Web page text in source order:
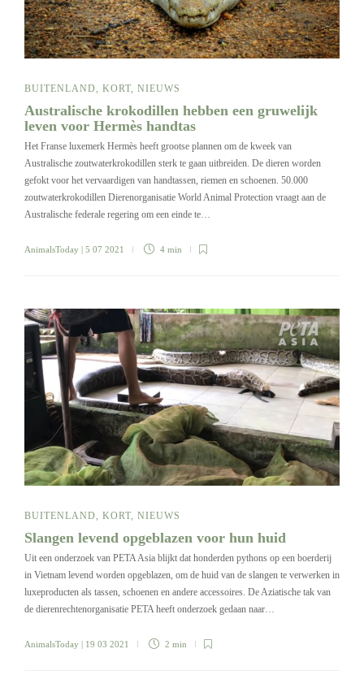
BUITENLAND, KORT, NIEUWS
Australische krokodillen hebben een gruwelijk
leven voor Hermès handtas
Het Franse luxemerk Hermès heeft grootse plannen om de kweek van
Australische zoutwaterkrokodillen sterk te gaan uitbreiden. De dieren worden
gefokt voor het vervaardigen van handtassen, riemen en schoenen. 50.000
zoutwaterkrokodillen Dierenorganisatie World Animal Protection vraagt aan de
Australische federale regering om een einde te…
AnimalsToday | 5 07 2021 4 min
BUITENLAND, KORT, NIEUWS
Slangen levend opgeblazen voor hun huid
Uit een onderzoek van PETA Asia blijkt dat honderden pythons op een boerderij
in Vietnam levend worden opgeblazen, om de huid van de slangen te verwerken in
luxeproducten als tassen, schoenen en andere accessoires. De Aziatische tak van
de dierenrechtenorganisatie PETA heeft onderzoek gedaan naar…
AnimalsToday | 19 03 2021 2 min